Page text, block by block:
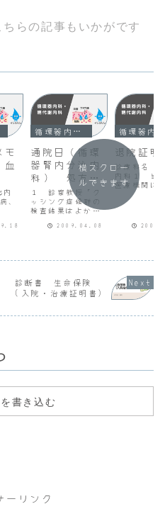
ちらの記事もいかがです
モ
、
循環器内科・糖代謝内科
通院日（循環
器腎内分泌内
科） 処方調
整１ 診察教授「ク
ッシング症候群の
検査結果はよかっ
私「はい。」教授
た。」教授「自宅
ではどうです
2009.04.08
退院証明
診療科名
内科１ 当
医療機関に
入院年月日
院年月日
年月日
院年月日
る入院基本
む。）の種
算定期間（
る場合はそ
横スクロー
ルできます
診断書 生命保険
(入院・治療証明書)
書き込む
ーリンク